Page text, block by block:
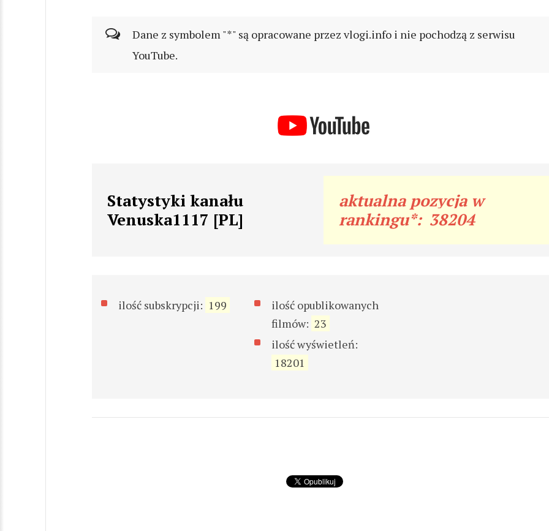
Dane z symbolem "*" są opracowane przez vlogi.info i nie pochodzą z serwisu
YouTube.
Statystyki kanału
Venuska1117 [PL]
aktualna pozycja w
rankingu*: 38204
ilość subskrypcji: 199
ilość opublikowanych
filmów: 23
ilość wyświetleń:
18201